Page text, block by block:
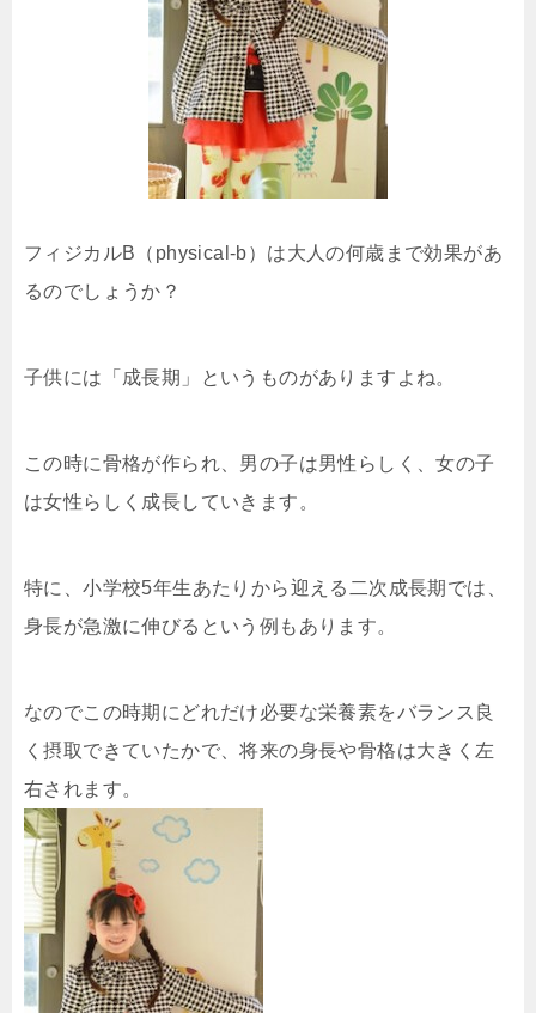
フィジカルB（physical-b）は大人の何歳まで効果があ
るのでしょうか？
子供には「成長期」というものがありますよね。
この時に骨格が作られ、男の子は男性らしく、女の子
は女性らしく成長していきます。
特に、小学校5年生あたりから迎える二次成長期では、
身長が急激に伸びるという例もあります。
なのでこの時期にどれだけ必要な栄養素をバランス良
く摂取できていたかで、将来の身長や骨格は大きく左
右されます。